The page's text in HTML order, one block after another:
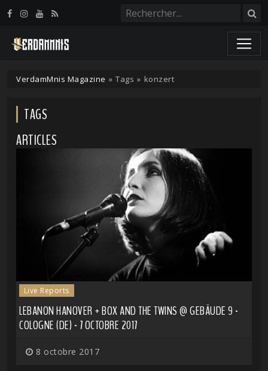
VerdamMnis Magazine » Tags » konzert
TAGS
ARTICLES
Live Reports
LEBANON HANOVER + BOX AND THE TWINS @ GEBÄUDE 9 -
COLOGNE (DE) - 7 OCTOBRE 2017
8 octobre 2017
Panneau de gestion des cookies